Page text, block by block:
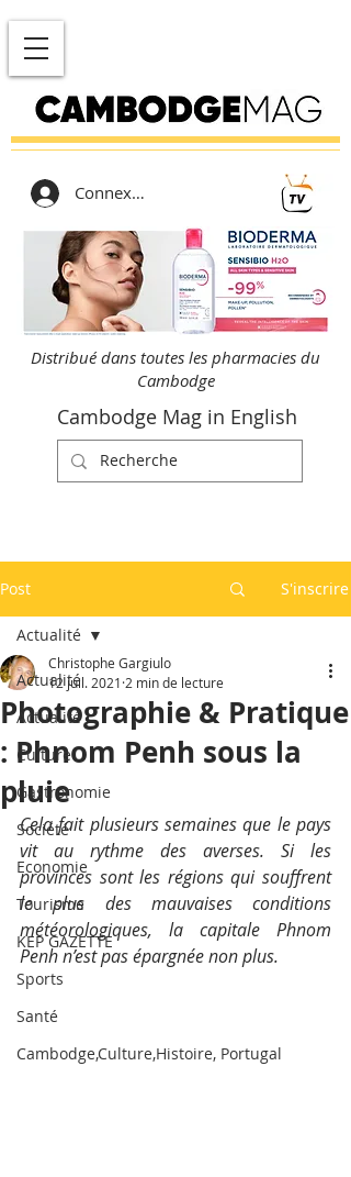
Connexion
Distribué dans toutes les pharmacies du
Cambodge
Cambodge Mag in English
Post S'inscrire
Actualité
Actualité
Culture
Gastronomie
Société
Economie
Tourisme
KEP GAZETTE
Sports
Santé
Cambodge,Culture,Histoire, Portugal
Actualité
Photographie & Pratique
: Phnom Penh sous la
pluie
Christophe Gargiulo
12 juil. 2021 2 min de lecture
Cela fait plusieurs semaines que le pays
vit au rythme des averses. Si les
provinces sont les régions qui souffrent
le plus des mauvaises conditions
météorologiques, la capitale Phnom
Penh n’est pas épargnée non plus.